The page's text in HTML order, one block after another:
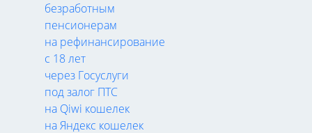
безработным
пенсионерам
на рефинансирование
с 18 лет
через Госуслуги
под залог ПТС
на Qiwi кошелек
на Яндекс кошелек